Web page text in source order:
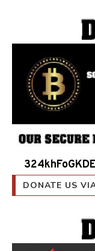
DONATE US